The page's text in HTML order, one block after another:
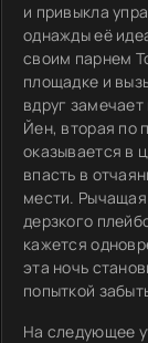
и привыкла
однажды её
своим парнем
площадке и
вдруг
Йен, вторая по
оказывается в
впасть в
мести. Рычащая
дерзкого
кажется
эта ночь
попыткой
На следующее